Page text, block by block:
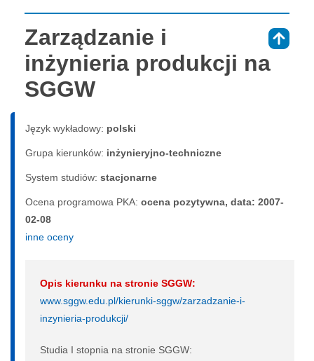
Zarządzanie i
inżynieria produkcji na
SGGW
Język wykładowy: polski
Grupa kierunków: inżynieryjno-techniczne
System studiów: sta­cjo­nar­ne
Ocena programowa PKA: ocena pozytywna, data: 2007-
02-08
inne oceny
Opis kierunku na stronie SGGW:
www.sggw.edu.pl/kierunki-sggw/zarzadzanie-i-
inzynieria-produkcji/
Studia I stopnia na stronie SGGW: